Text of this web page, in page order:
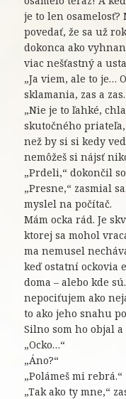
je to len
povedať, že sa už
dokonca ako
viac nešťastný a
„Ja viem, ale to je…
sklamania, zas a
„Nie je to ľahké,
skutočného
než by si si kedy
nemôžeš si nájsť
„Prdeli,“ dokončil
„Presne,“ zasmial
myslel na počítač.
Mám ocka rád. Je
ktorej sa mohol
ma nemusel
keď ostatní ockovia
doma – alebo kde
nepociťujem ako
to ako jeho snahu
Silno som ho objal
„Ocko…“
„Áno?“
„Polámeš mi rebrá.“
„Tak ako ty mne,“